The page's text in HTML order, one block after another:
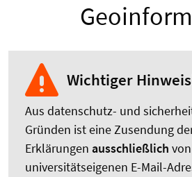
Wichtiger
Aus datenschutz- und
Gründen ist eine Zusendung
Erklärungen ausschließlich
universitätseigenen E-Mail-